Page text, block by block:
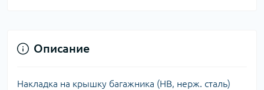
Описание
Накладка на крышку багажника (HB, нерж. сталь)